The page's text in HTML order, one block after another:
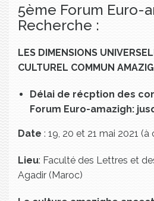
5ème Forum Euro-
Recherche :
LES DIMENSIONS
CULTUREL COMMUN
Délai de récption des
Forum Euro-amazigh:
Date : 19, 20 et 21 mai 2021 (à
Lieu: Faculté des Lettres et
Agadir (Maroc)